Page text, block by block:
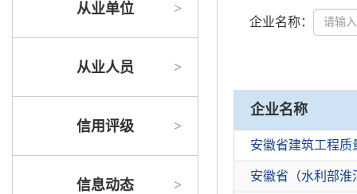
从业单位 >
从业人员 >
信用评级 >
信息动态 >
企业名称：
企业名称
安徽省建筑工程
安徽省（水利部